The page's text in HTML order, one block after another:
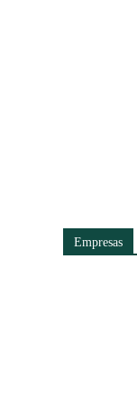
Empresas